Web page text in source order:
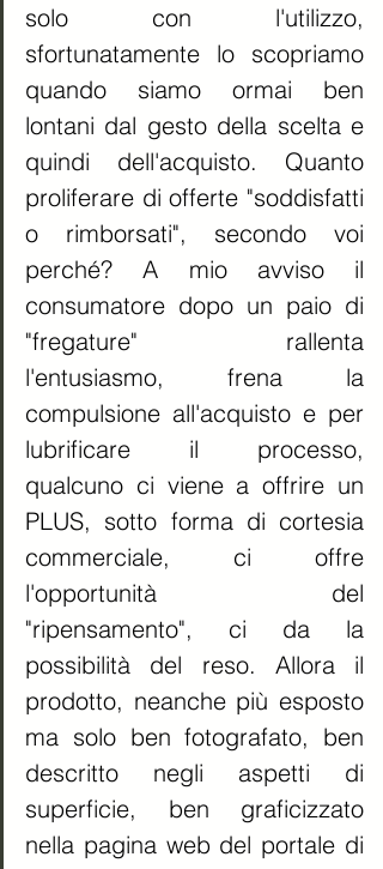
solo con l'utilizzo,
sfortunatamente lo scopriamo
quando siamo ormai ben
lontani dal gesto della scelta e
quindi dell'acquisto. Quanto
proliferare di offerte "soddisfatti
o rimborsati", secondo voi
perché? A mio avviso il
consumatore dopo un paio di
"fregature" rallenta
l'entusiasmo, frena la
compulsione all'acquisto e per
lubrificare il processo,
qualcuno ci viene a offrire un
PLUS, sotto forma di cortesia
commerciale, ci offre
l'opportunità del
"ripensamento", ci da la
possibilità del reso. Allora il
prodotto, neanche più esposto
ma solo ben fotografato, ben
descritto negli aspetti di
superficie, ben graficizzato
nella pagina web del portale di